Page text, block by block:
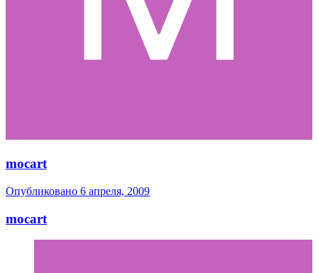
mocart
Опубликовано 6 апреля, 2009
mocart